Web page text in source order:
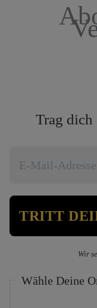
Trag
Wir
Wähle Deine